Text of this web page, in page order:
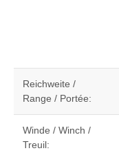
Reichweite /
Range / Portée:
Winde / Winch /
Treuil: